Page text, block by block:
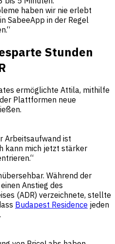
haben wir nie erlebt
SabeeApp in der Regel
Stunden
ermöglichte Attila, mithilfe
Plattformen neue
Arbeitsaufwand ist
kann mich jetzt stärker
Während der
Anstieg des
(ADR) verzeichnete, stellte
Budapest Residence jeden